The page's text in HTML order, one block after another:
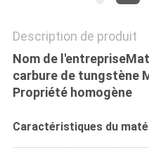
Description de produit
Nom de l'entreprise
carbure de tungstène
Propriété homogène
Caractéristiques du